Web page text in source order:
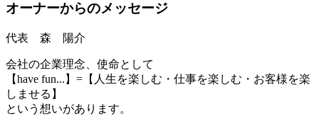
オーナーからのメッセージ
代表 森 陽介
会社の企業理念、使命として
【have fun...】=【⼈⽣を楽しむ・仕事を楽しむ・お客様を楽
しませる】
という想いがあります。